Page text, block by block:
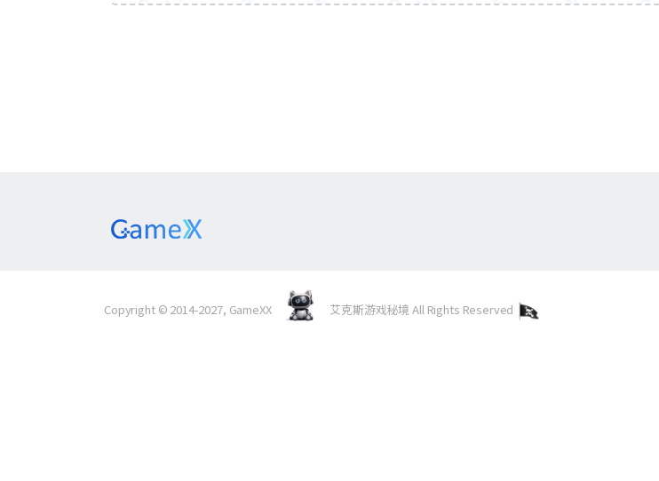
Copyright © 2014-2027, GameXX 艾克斯游戏秘境 All Rights Reserved